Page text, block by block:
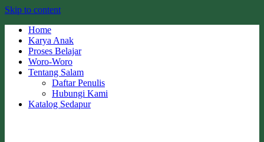
Skip to content
Home
Karya Anak
Proses Belajar
Woro-Woro
Tentang Salam
Daftar Penulis
Hubungi Kami
Katalog Sedapur